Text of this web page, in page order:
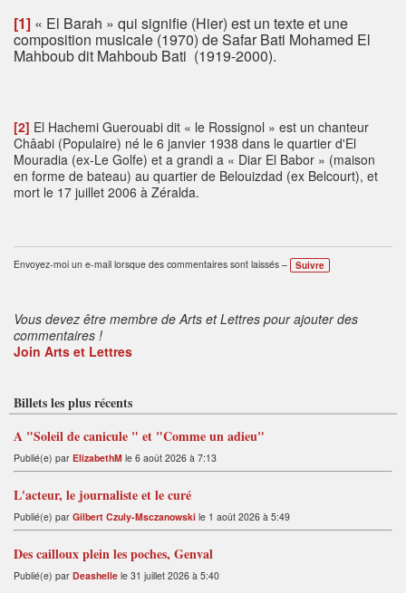
[1] « El Barah » qui signifie (Hier) est un texte et une
composition musicale (1970) de Safar Bati Mohamed El
Mahboub dit Mahboub Bati (1919-2000).
[2] El Hachemi Guerouabi dit « le Rossignol » est un chanteur
Châabi (Populaire) né le 6 janvier 1938 dans le quartier d'El
Mouradia (ex-Le Golfe) et a grandi a « Diar El Babor » (maison
en forme de bateau) au quartier de Belouizdad (ex Belcourt), et
mort le 17 juillet 2006 à Zéralda.
Envoyez-moi un e-mail lorsque des commentaires sont laissés – Suivre
Vous devez être membre de Arts et Lettres pour ajouter des
commentaires !
Join Arts et Lettres
Billets les plus récents
A "Soleil de canicule " et "Comme un adieu"
Publié(e) par ElizabethM le 6 août 2026 à 7:13
L'acteur, le journaliste et le curé
Publié(e) par Gilbert Czuly-Msczanowski le 1 août 2026 à 5:49
Des cailloux plein les poches, Genval
Publié(e) par Deashelle le 31 juillet 2026 à 5:40